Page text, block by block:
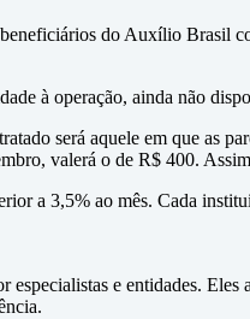
do Auxílio Brasil
à operação, ainda não
será aquele em que as
valerá o de R$ 400.
a 3,5% ao mês. Cada
e entidades. Eles